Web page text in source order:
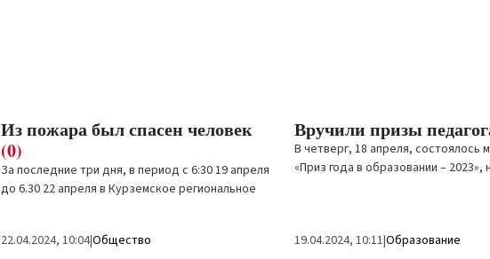
Из пожара был спасен человек
(0)
За последние три дня, в период с 6:30 19 апреля
до 6.30 22 апреля в Курземское региональное
22.04.2024, 10:04|Общество
Вручили призы
В четверг, 18 апреля, состоялось
«Приз года в образовании – 2023»,
19.04.2024, 10:11|Образование